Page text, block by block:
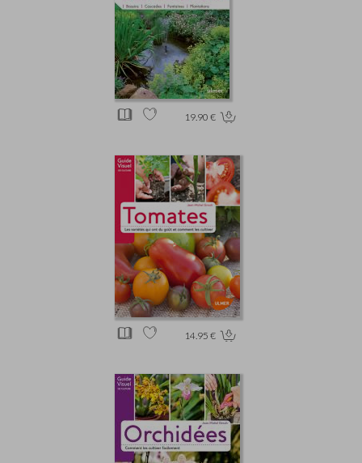
19.90 €
14.95 €